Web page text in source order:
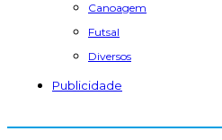
Canoagem
Futsal
Diversos
Publicidade